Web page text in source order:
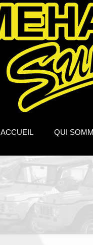
ACCUEIL QUI